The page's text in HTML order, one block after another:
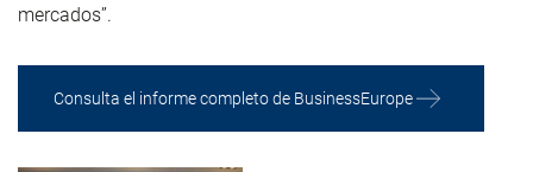
mercados”.
Consulta el informe completo de BusinessEurope